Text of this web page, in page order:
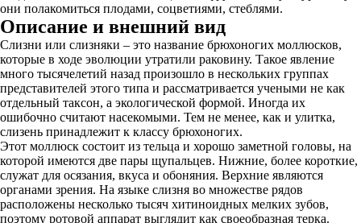
они полакомиться плодами, соцветиями, стеблями.
Описание и внешний вид
Слизни или слизняки – это название брюхоногих моллюсков,
которые в ходе эволюции утратили раковину. Такое явление
много тысячелетий назад произошло в нескольких группах
представителей этого типа и рассматривается учеными не как
отдельный таксон, а экологической формой. Иногда их
ошибочно считают насекомыми. Тем не менее, как и улитка,
слизень принадлежит к классу брюхоногих.
Этот моллюск состоит из тельца и хорошо заметной головы, на
которой имеются две пары щупальцев. Нижние, более короткие,
служат для осязания, вкуса и обоняния. Верхние являются
органами зрения. На языке слизня во множестве рядов
расположены несколько тысяч хитиноидных мелких зубов,
поэтому ротовой аппарат выглядит как своеобразная терка.